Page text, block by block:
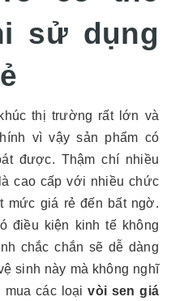
sử dụng
thị trường rất lớn và
vì vậy sản phẩm có
được. Thậm chí nhiều
cao cấp với nhiều chức
mức giá rẻ đến bất ngờ.
điều kiện kinh tế không
chắc chắn sẽ dễ dàng
sinh này mà không nghĩ
mua các loạivòi sen giá